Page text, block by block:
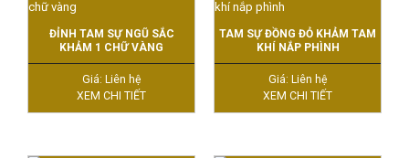
ĐỈNH TAM SỰ NGŨ SẮC
KHẢM 1 CHỮ VÀNG
Giá: Liên hệ
XEM CHI TIẾT
TAM SỰ ĐỒNG ĐỎ KHẢM TAM
KHÍ NẮP PHÌNH
Giá: Liên hệ
XEM CHI TIẾT